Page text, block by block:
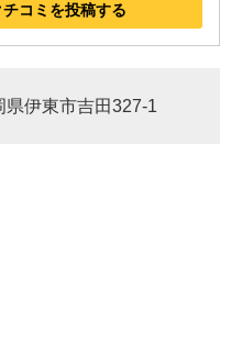
コミを投稿する
県伊東市吉田327-1